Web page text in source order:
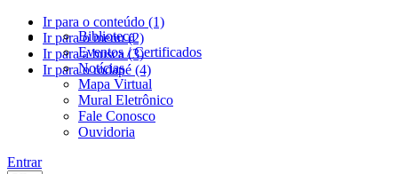
Ir para o conteúdo (1)
Ir para o menu (2)
Ir para a busca (3)
Ir para o rodapé (4)
Biblioteca
Eventos / Certificados
Notícias
Mapa Virtual
Mural Eletrônico
Fale Conosco
Ouvidoria
Entrar